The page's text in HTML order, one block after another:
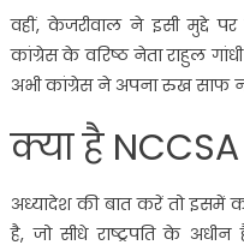
वहीं, केजरीवाल ने इसी मुद्दे
कांग्रेस के वरिष्ठ नेता राहुल
अभी कांग्रेस ने अपना रुख साफ
क्या है
अध्यादेश की बात करें तो इसमें
है, जो सीधे राष्ट्रपति के